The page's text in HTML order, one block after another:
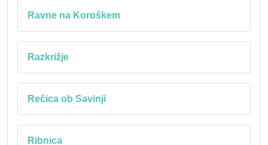
Ravne na Koroškem
Razkrižje
Rečica ob Savinji
Ribnica